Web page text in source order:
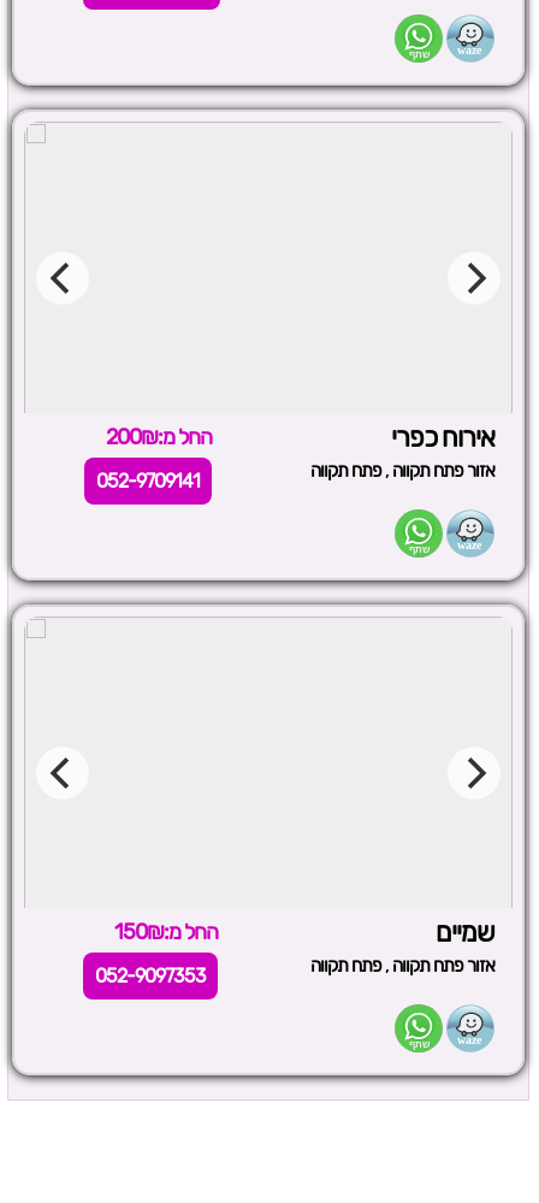
אירוח כפרי החל מ:200₪
אזור פתח תקווה ,פתח תקווה 052-9709141
שמיים החל מ:150₪
אזור פתח תקווה ,פתח תקווה 052-9097353